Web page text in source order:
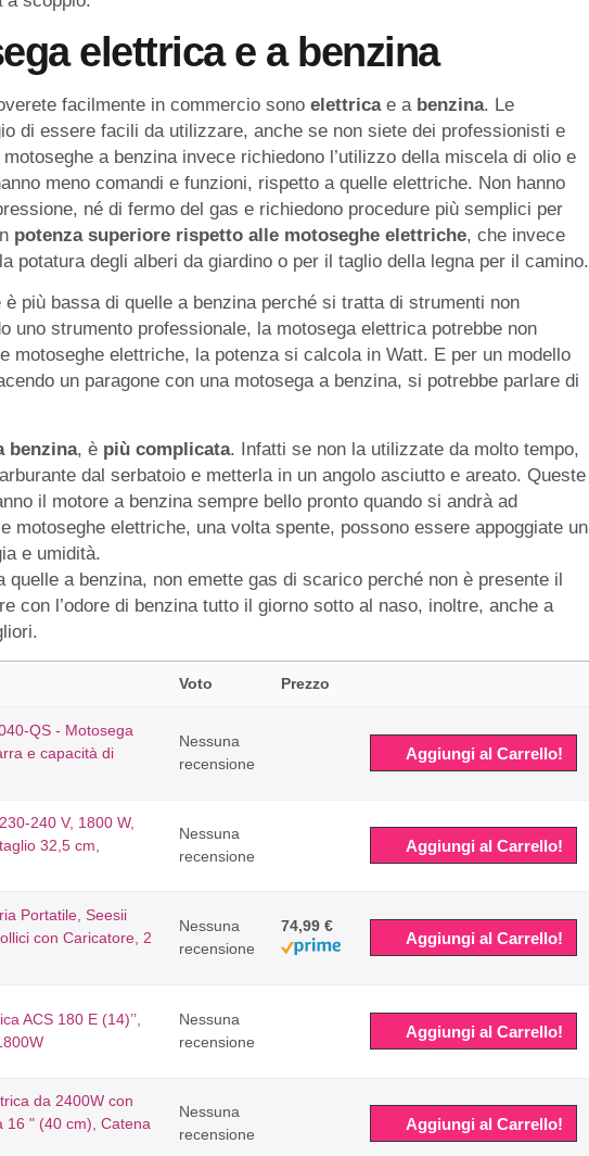
elettrica e a benzina
facilmente in commercio sono elettricae a benzina. Le
di essere facili da utilizzare, anche se non siete dei professionisti e
a benzina invece richiedono l’utilizzo della miscela di olio e
meno comandi e funzioni, rispetto a quelle elettriche. Non hanno
né di fermo del gas e richiedono procedure più semplici per
potenza superiore rispetto alle motoseghe elettriche, che invece
potatura degli alberi da giardino o per il taglio della legna per il camino.
più bassa di quelle a benzina perché si tratta di strumenti non
uno strumento professionale, la motosega elettrica potrebbe non
motoseghe elettriche, la potenza si calcola in Watt. E per un modello
un paragone con una motosega a benzina, si potrebbe parlare di
benzina, è più complicata. Infatti se non la utilizzate da molto tempo,
dal serbatoio e metterla in un angolo asciutto e areato. Queste
il motore a benzina sempre bello pronto quando si andrà ad
motoseghe elettriche, una volta spente, possono essere appoggiate un
e umidità.
a benzina, non emette gas di scarico perché non è presente il
con l’odore di benzina tutto il giorno sotto al naso, inoltre, anche a
Voto Prezzo
QS - Motosega
e capacità di
Nessuna
recensione
Aggiungi al Carrello!
240 V, 1800 W,
32,5 cm,
Nessuna
recensione
Aggiungi al Carrello!
Portatile, Seesii
con Caricatore, 2
Nessuna
recensione
74,99 €
Aggiungi al Carrello!
ACS 180 E (14)’’,
Nessuna
recensione
Aggiungi al Carrello!
da 2400W con
16 " (40 cm), Catena
Nessuna
recensione
Aggiungi al Carrello!